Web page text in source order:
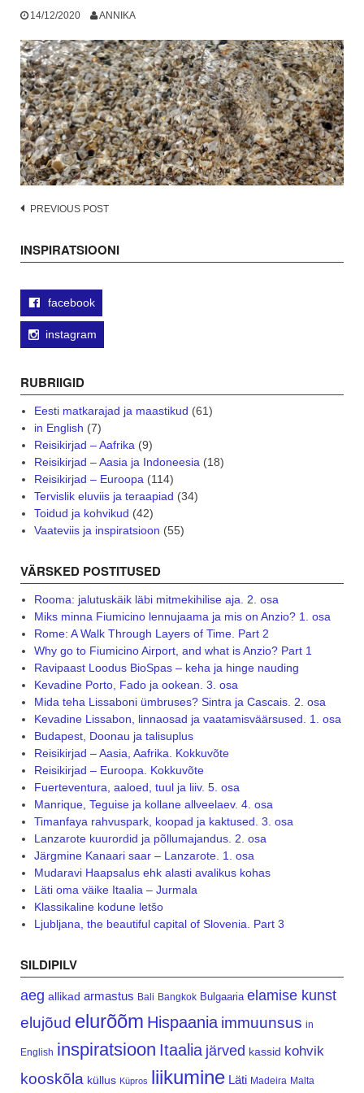
14/12/2020 ANNIKA
Post
PREVIOUS POST
INSPIRATSIOONI
facebook
instagram
RUBRIIGID
Eesti matkarajad ja maastikud (61)
in English (7)
Reisikirjad – Aafrika (9)
Reisikirjad – Aasia ja Indoneesia (18)
Reisikirjad – Euroopa (114)
Tervislik eluviis ja teraapiad (34)
Toidud ja kohvikud (42)
Vaateviis ja inspiratsioon (55)
VÄRSKED POSTITUSED
Rooma: jalutuskäik läbi mitmekihilise aja. 2. osa
Miks minna Fiumicino lennujaama ja mis on Anzio? 1. osa
Rome: A Walk Through Layers of Time. Part 2
Why go to Fiumicino Airport, and what is Anzio? Part 1
Ravipaast Loodus BioSpas – keha ja hinge nauding
Kevadine Porto, Fado ja ookean. 3. osa
Mida teha Lissaboni ümbruses? Sintra ja Cascais. 2. osa
Kevadine Lissabon, linnaosad ja vaatamisväärsused. 1. osa
Budapest, Doonau ja talisuplus
Reisikirjad – Aasia, Aafrika. Kokkuvõte
Reisikirjad – Euroopa. Kokkuvõte
Fuerteventura, aaloed, tuul ja liiv. 5. osa
Manrique, Teguise ja kollane allveelaev. 4. osa
Timanfaya rahvuspark, koopad ja kaktused. 3. osa
Lanzarote kuurordid ja põllumajandus. 2. osa
Järgmine Kanaari saar – Lanzarote. 1. osa
Mudaravi Haapsalus ehk alasti avalikus kohas
Läti oma väike Itaalia – Jurmala
Klassikaline kodune letšo
Ljubljana, the beautiful capital of Slovenia. Part 3
SILDIPILV
aeg allikad armastus Bali Bangkok Bulgaaria elamise kunst
elujõud elurõõm Hispaania immuunsus in
English inspiratsioon Itaalia järved kassid kohvik
kooskõla küllus Küpros liikumine Läti Madeira Malta